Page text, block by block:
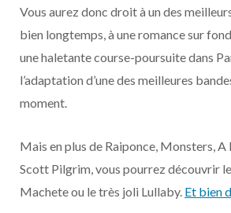
Vous aurez donc droit à un des
bien longtemps, à une romance sur
une haletante course-poursuite dans
l’adaptation d’une des meilleures
moment.
Mais en plus de Raiponce, Monsters,
Scott Pilgrim, vous pourrez découvrir
Machete ou le très joli Lullaby. Et bien